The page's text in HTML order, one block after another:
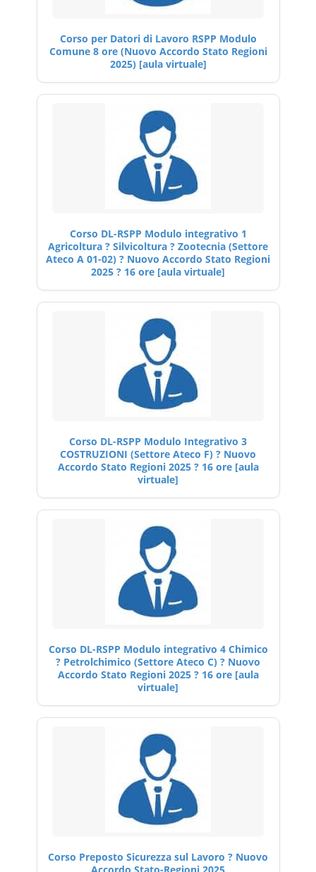
Corso per Datori di Lavoro RSPP Modulo
Comune 8 ore (Nuovo Accordo Stato Regioni
2025) [aula virtuale]
Corso DL-RSPP Modulo integrativo 1
Agricoltura ? Silvicoltura ? Zootecnia (Settore
Ateco A 01-02) ? Nuovo Accordo Stato Regioni
2025 ? 16 ore [aula virtuale]
Corso DL-RSPP Modulo Integrativo 3
COSTRUZIONI (Settore Ateco F) ? Nuovo
Accordo Stato Regioni 2025 ? 16 ore [aula
virtuale]
Corso DL-RSPP Modulo integrativo 4 Chimico
? Petrolchimico (Settore Ateco C) ? Nuovo
Accordo Stato Regioni 2025 ? 16 ore [aula
virtuale]
Corso Preposto Sicurezza sul Lavoro ? Nuovo